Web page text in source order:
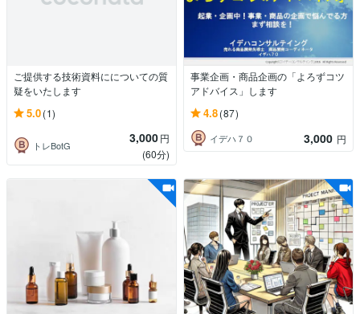
ご提供する技術資料にについての質
疑をいたします
5.0(1)
トレBotG 3,000円
(60分)
事業企画・商品企画の「よろずコツ
アドバイス」します
4.8(87)
イデハ７０ 3,000 円